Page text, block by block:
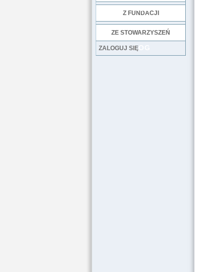
Z FUNDACJI
ZE STOWARZYSZEŃ
LOG
ZALOGUJ SIĘ